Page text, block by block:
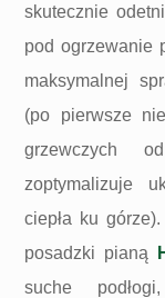
skutecznie
pod ogrzewanie
maksymalnej
(po pierwsze
grzewczych
zoptymalizuje
ciepła ku
posadzki pianą
suche